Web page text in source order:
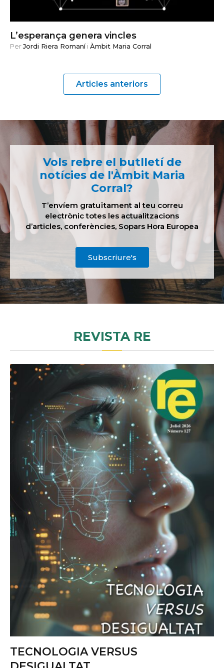
L’esperança genera vincles
PerJordi Riera RomaníiÀmbit Maria Corral
Articles anteriors
Vols rebre el butlletí de
notícies de l'Àmbit Maria
Corral?
T’envíem gratuïtament al teu correu
electrònic totes les actualitzacions
d’articles, conferències, Sopars Hora Europea
Subscriure's
REVISTA RE
TECNOLOGIA VERSUS